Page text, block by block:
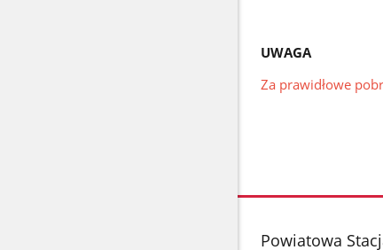
UWAGA
Za prawidłowe
stopka
Powiatowa